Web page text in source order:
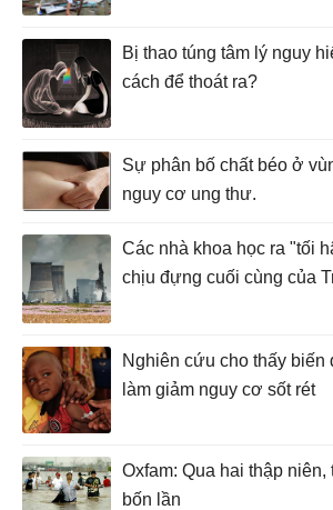
Bị thao túng tâm lý nguy
cách để thoát ra?
Sự phân bố chất béo ở
nguy cơ ung thư.
Các nhà khoa học ra "tối
chịu đựng cuối cùng của
Nghiên cứu cho thấy biến
làm giảm nguy cơ sốt rét
Oxfam: Qua hai thập niên,
bốn lần